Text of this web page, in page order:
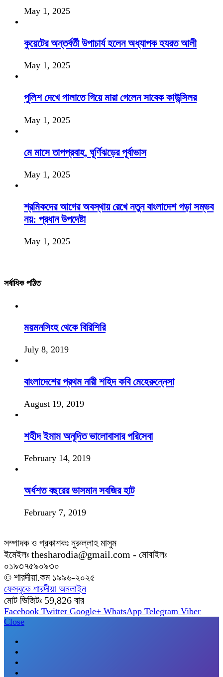
May 1, 2025
কুয়েটের অন্তর্বর্তী উপাচার্য হলেন অধ্যাপক হযরত আলী
May 1, 2025
পুলিশ দেখে পালাতে গিয়ে মারা গেলেন সাবেক কাউন্সিলর
May 1, 2025
মে মাসে তাপপ্রবাহ, ঘূর্ণিঝড়ের পূর্বাভাস
May 1, 2025
শ্রমিকদের আগের অবস্থায় রেখে নতুন বাংলাদেশ গড়া সম্ভব
নয়: প্রধান উপদেষ্টা
May 1, 2025
সর্বাধিক পঠিত
ময়মনসিংহ থেকে বিরিশিরি
July 8, 2019
বাংলাদেশের প্রথম নারী শহিদ কবি মেহেরুন্নেসা
August 19, 2019
শহীদ ইমাম অনূদিত ভালোবাসার পরিসেবা
February 14, 2019
অর্ধশত বছরের ভাসমান সবজির হাট
February 7, 2019
সম্পাদক ও প্রকাশকঃ নুরুল্লাহ মাসুম
ইমেইলঃ thesharodia@gmail.com - মোবাইলঃ
০১৯৩৭৫৯০৯৩০
© শারদীয়া.কম ১৯৯৬-২০২৫
ফেসবুকে শারদীয়া অনলাইন
মোট ভিজিটঃ 59,826 বার
Facebook Twitter Google+ WhatsApp Telegram Viber
Close